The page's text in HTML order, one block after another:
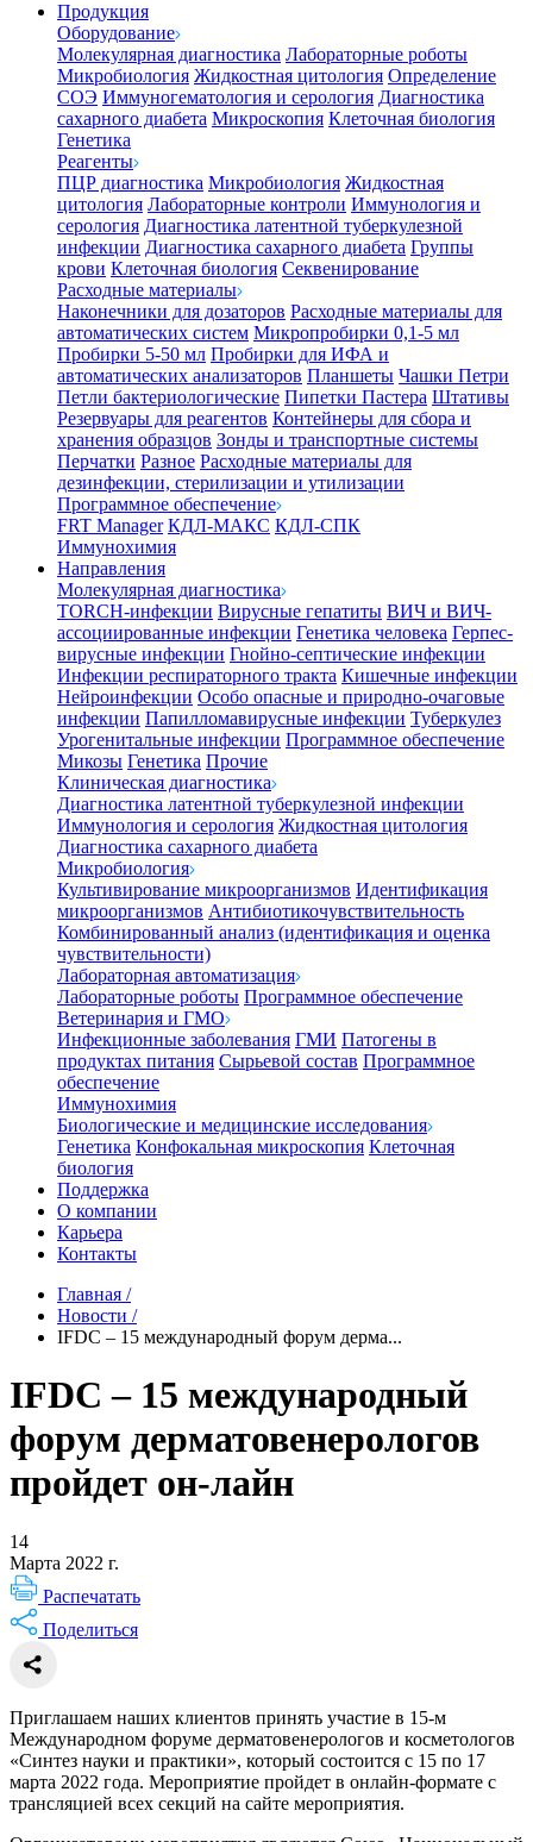
Продукция
Оборудование
Молекулярная диагностика Лабораторные роботы
Микробиология Жидкостная цитология Определение
СОЭ Иммуногематология и серология Диагностика
сахарного диабета Микроскопия Клеточная биология
Генетика
Реагенты
ПЦР диагностика Микробиология Жидкостная
цитология Лабораторные контроли Иммунология и
серология Диагностика латентной туберкулезной
инфекции Диагностика сахарного диабета Группы
крови Клеточная биология Секвенирование
Расходные материалы
Наконечники для дозаторов Расходные материалы для
автоматических систем Микропробирки 0,1-5 мл
Пробирки 5-50 мл Пробирки для ИФА и
автоматических анализаторов Планшеты Чашки Петри
Петли бактериологические Пипетки Пастера Штативы
Резервуары для реагентов Контейнеры для сбора и
хранения образцов Зонды и транспортные системы
Перчатки Разное Расходные материалы для
дезинфекции, стерилизации и утилизации
Программное обеспечение
FRT Manager КДЛ-МАКС КДЛ-СПК
Иммунохимия
Направления
Молекулярная диагностика
TORCH-инфекции Вирусные гепатиты ВИЧ и ВИЧ-
ассоциированные инфекции Генетика человека Герпес-
вирусные инфекции Гнойно-септические инфекции
Инфекции респираторного тракта Кишечные инфекции
Нейроинфекции Особо опасные и природно-очаговые
инфекции Папилломавирусные инфекции Туберкулез
Урогенитальные инфекции Программное обеспечение
Микозы Генетика Прочие
Клиническая диагностика
Диагностика латентной туберкулезной инфекции
Иммунология и серология Жидкостная цитология
Диагностика сахарного диабета
Микробиология
Культивирование микроорганизмов Идентификация
микроорганизмов Антибиотикочувствительность
Комбинированный анализ (идентификация и оценка
чувствительности)
Лабораторная автоматизация
Лабораторные роботы Программное обеспечение
Ветеринария и ГМО
Инфекционные заболевания ГМИ Патогены в
продуктах питания Сырьевой состав Программное
обеспечение
Иммунохимия
Биологические и медицинские исследования
Генетика Конфокальная микроскопия Клеточная
биология
Поддержка
О компании
Карьера
Контакты
Главная /
Новости /
IFDC – 15 международный форум дерма...
IFDC – 15 международный
форум дерматовенерологов
пройдет он-лайн
14
Марта 2022 г.
Распечатать
Поделиться
Приглашаем наших клиентов принять участие в 15-м
Международном форуме дерматовенерологов и косметологов
«Синтез науки и практики», который состоится с 15 по 17
марта 2022 года. Мероприятие пройдет в онлайн-формате с
трансляцией всех секций на сайте мероприятия.